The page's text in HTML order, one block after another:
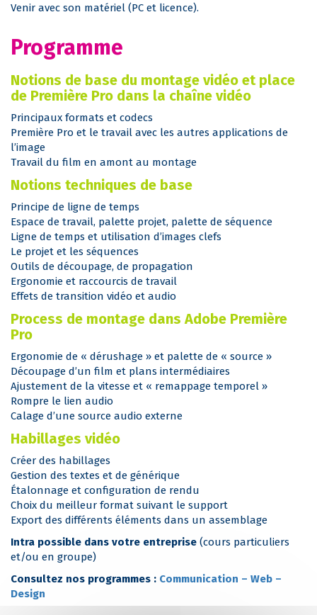
Venir avec son matériel (PC et licence).
Programme
Notions de base du montage vidéo et place
de Première Pro dans la chaîne vidéo
Principaux formats et codecs
Première Pro et le travail avec les autres applications de
l’image
Travail du film en amont au montage
Notions techniques de base
Principe de ligne de temps
Espace de travail, palette projet, palette de séquence
Ligne de temps et utilisation d’images clefs
Le projet et les séquences
Outils de découpage, de propagation
Ergonomie et raccourcis de travail
Effets de transition vidéo et audio
Process de montage dans Adobe Première
Pro
Ergonomie de « dérushage » et palette de « source »
Découpage d’un film et plans intermédiaires
Ajustement de la vitesse et « remappage temporel »
Rompre le lien audio
Calage d’une source audio externe
Habillages vidéo
Créer des habillages
Gestion des textes et de générique
Étalonnage et configuration de rendu
Choix du meilleur format suivant le support
Export des différents éléments dans un assemblage
Intra possible dans votre entreprise (cours particuliers
et/ou en groupe)
Consultez nos programmes : Communication – Web –
Design